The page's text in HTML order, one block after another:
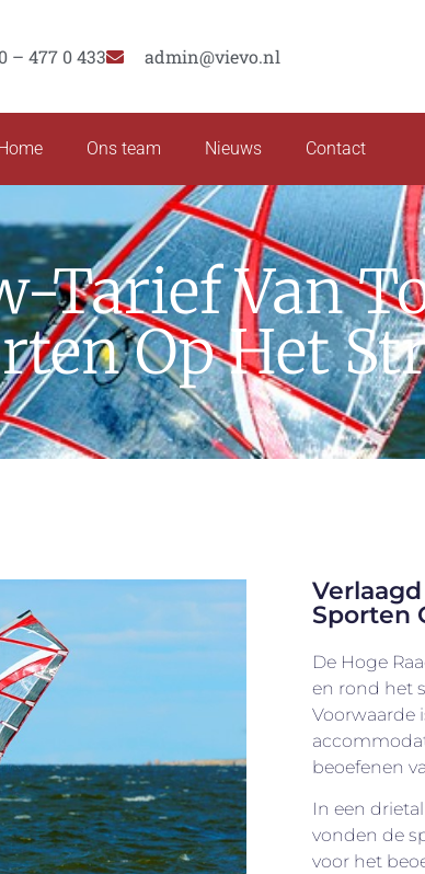
– 477 0 433 admin@vievo.nl
Ons team Nieuws Contact
Tarief Van
Op Het
Sporten
De Hoge
en rond het
Voorwaarde
beoefenen
In een
vonden de
voor het